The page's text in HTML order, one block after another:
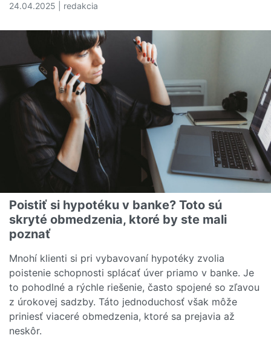
24.04.2025 | redakcia
Poistiť si hypotéku v banke? Toto sú
skryté obmedzenia, ktoré by ste mali
poznať
Mnohí klienti si pri vybavovaní hypotéky zvolia
poistenie schopnosti splácať úver priamo v banke. Je
to pohodlné a rýchle riešenie, často spojené so zľavou
z úrokovej sadzby. Táto jednoduchosť však môže
priniesť viaceré obmedzenia, ktoré sa prejavia až
neskôr.